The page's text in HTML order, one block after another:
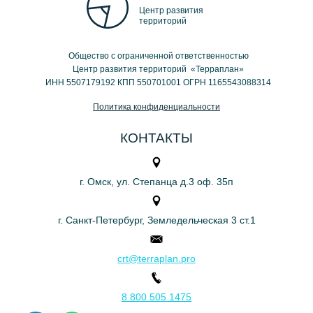
Центр развития
территорий
Общество с ограниченной ответственностью
Центр развития территорий «Терраплан»
ИНН 5507179192 КПП 550701001 ОГРН 1165543088314
Политика конфиденциальности
КОНТАКТЫ
г. Омск, ул. Степанца д.3 оф. 35п
г. Санкт-Петербург, Земледельческая 3 ст.1
crt@terraplan.pro
8 800 505 1475